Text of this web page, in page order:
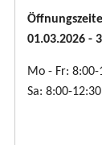
01.03.2026 -
Mo - Fr:
Sa: 8:00-12:30